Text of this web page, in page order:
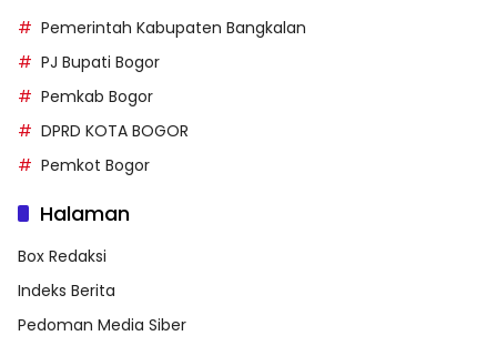
Pemerintah Kabupaten Bangkalan
PJ Bupati Bogor
Pemkab Bogor
DPRD KOTA BOGOR
Pemkot Bogor
Halaman
Box Redaksi
Indeks Berita
Pedoman Media Siber